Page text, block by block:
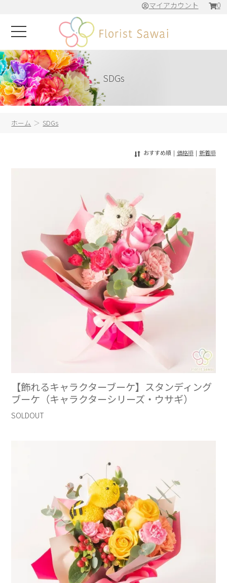
0
マイアカウント
SDGs
ホーム SDGs
おすすめ順| 価格順| 新着順
【飾れるキャラクターブーケ】スタンディング
ブーケ（キャラクターシリーズ・ウサギ）
SOLDOUT